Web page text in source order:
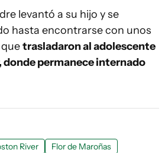
levantó a su hijo y se
hasta encontrarse con unos
trasladaron al adolescente
donde permanece internado
River Flor de Maroñas